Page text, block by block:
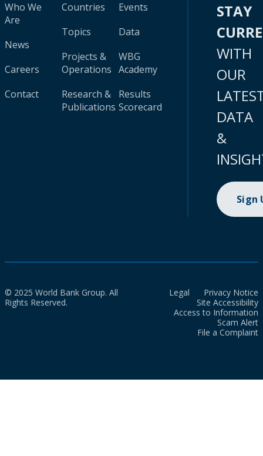
Who We
Are
News
Careers
Contact
Countries
Topics
Projects &
Operations
Research &
Publications
Events
Data
WBG
Academy
Results
Scorecard
STAY
WITH
OUR
DATA
&
Sign
© 2025 World Bank Group. All
Rights Reserved.
Legal
Privacy Notice
Site Accessibility
Access to Information
Scam Alert
File a Complaint